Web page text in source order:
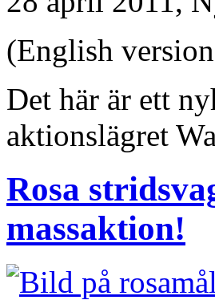
(English
Det här är ett
aktionslägret
Rosa
massaktion!